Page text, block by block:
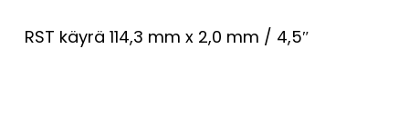
RST käyrä 114,3 mm x 2,0 mm / 4,5″